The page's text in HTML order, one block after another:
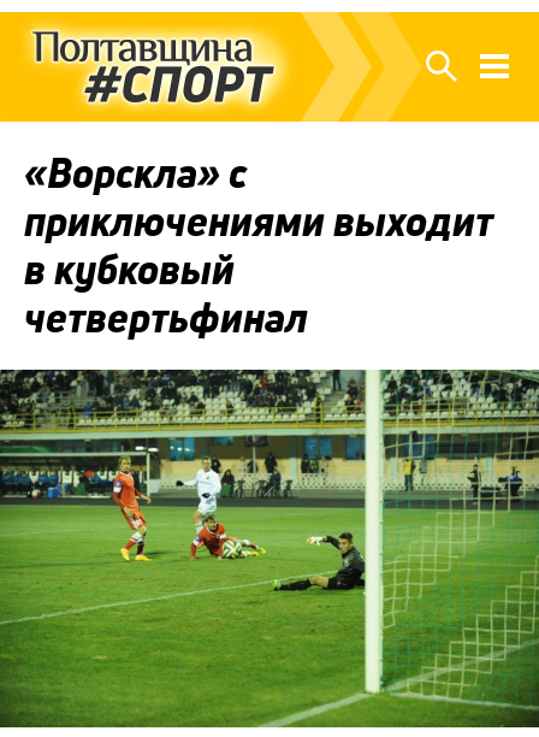
«Ворскла» с
приключениями выходит
в кубковый
четвертьфинал